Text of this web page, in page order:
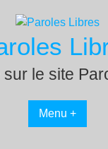
le site
Menu +